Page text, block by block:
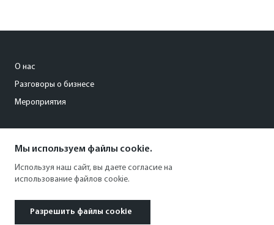
О нас
Разговоры о бизнесе
Мероприятия
+73432873705
Мы используем файлы cookie.
Используя наш сайт, вы даете согласие на
использование файлов cookie.
Разрешить файлы cookie